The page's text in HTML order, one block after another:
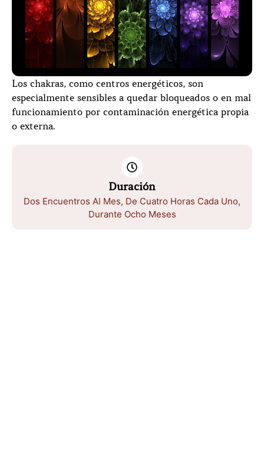
Los chakras, como centros energéticos, son
especialmente sensibles a quedar bloqueados o en mal
funcionamiento por contaminación energética propia
o externa.
Duración
Dos Encuentros Al Mes, De Cuatro Horas Cada Uno,
Durante Ocho Meses